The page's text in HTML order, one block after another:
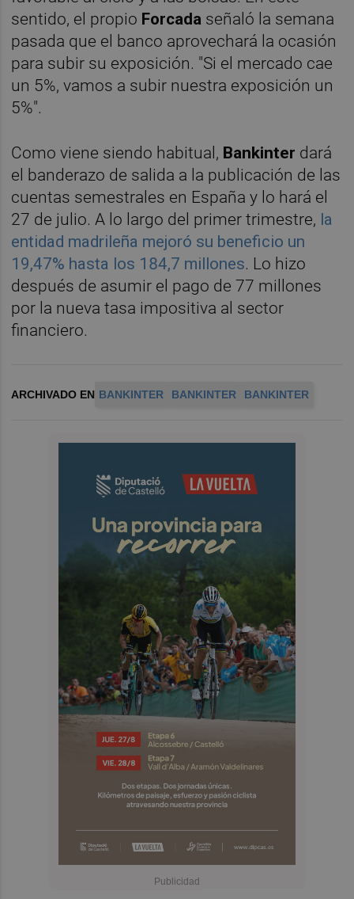
sentido, el propio Forcada señaló la semana
pasada que el banco aprovechará la ocasión
para subir su exposición. "Si el mercado cae
un 5%, vamos a subir nuestra exposición un
5%".
Como viene siendo habitual, Bankinter dará
el banderazo de salida a la publicación de las
cuentas semestrales en España y lo hará el
27 de julio. A lo largo del primer trimestre, la
entidad madrileña mejoró su beneficio un
19,47% hasta los 184,7 millones. Lo hizo
después de asumir el pago de 77 millones
por la nueva tasa impositiva al sector
financiero.
ARCHIVADO EN BANKINTER BANKINTER BANKINTER